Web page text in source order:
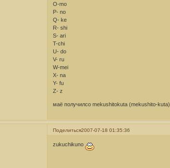
O-mo
P- no
Q- ke
R- shi
S- ari
T-chi
U- do
V- ru
W-mei
X- na
Y- fu
Z- z
маё получилсо mekushitokuta (mekushito-kuta)
Поделиться2007-07-18 01:35:36
zukuchikuno